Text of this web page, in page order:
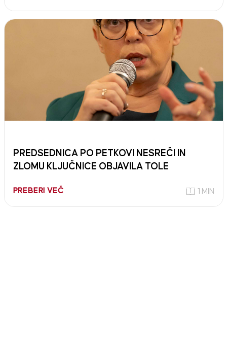
PREDSEDNICA PO PETKOVI NESREČI IN
ZLOMU KLJUČNICE OBJAVILA TOLE
PREBERI VEČ 1 MIN